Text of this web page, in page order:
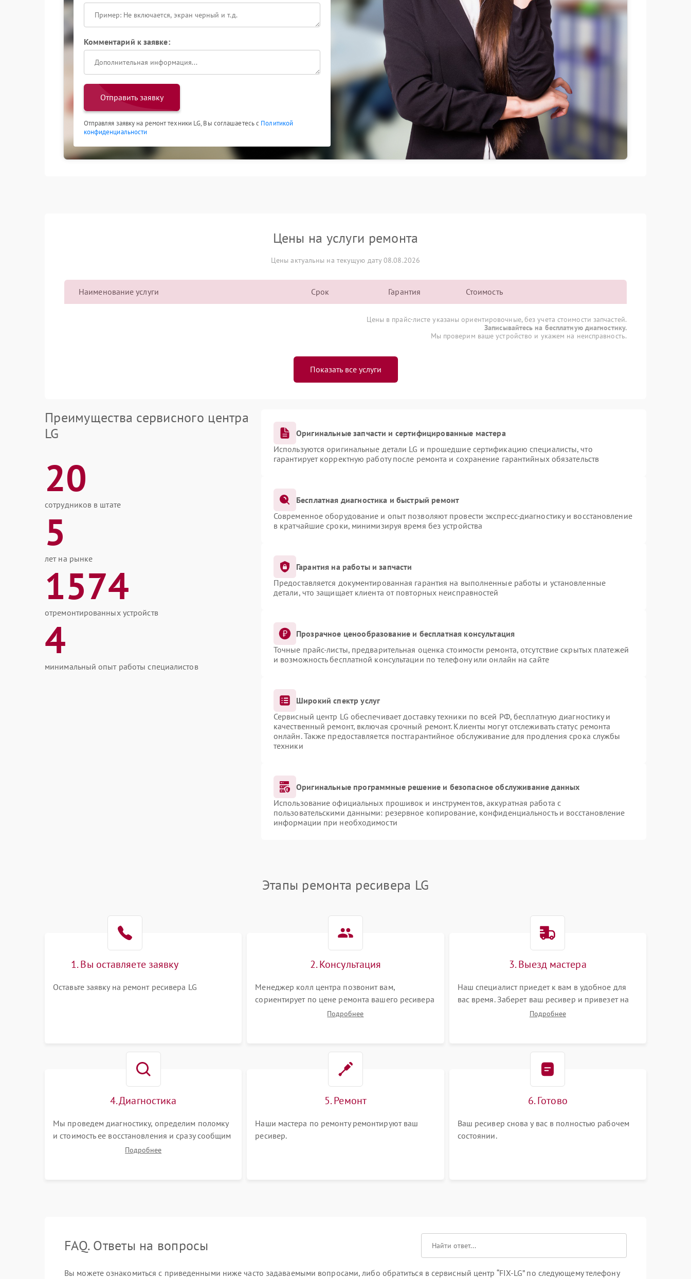
Комментарий к заявке:
Отправить заявку
Отправляя заявку на ремонт техники LG, Вы соглашаетесь с Политикой
конфиденциальности
Цены на услуги ремонта
Цены актуальны на текущую дату 08.08.2026
Наименование услуги Срок Гарантия Стоимость
Цены в прайс-листе указаны ориентировочные, без учета стоимости запчастей.
Записывайтесь на бесплатную диагностику.
Мы проверим ваше устройство и укажем на неисправность.
Показать все услуги
Преимущества сервисного центра
LG
20
сотрудников в штате
5
лет на рынке
1574
отремонтированных устройств
4
минимальный опыт работы специалистов
Оригинальные запчасти и сертифицированные мастера
Используются оригинальные детали LG и прошедшие сертификацию специалисты, что
гарантирует корректную работу после ремонта и сохранение гарантийных обязательств
Бесплатная диагностика и быстрый ремонт
Современное оборудование и опыт позволяют провести экспресс-диагностику и восстановление
в кратчайшие сроки, минимизируя время без устройства
Гарантия на работы и запчасти
Предоставляется документированная гарантия на выполненные работы и установленные
детали, что защищает клиента от повторных неисправностей
Прозрачное ценообразование и бесплатная консультация
Точные прайс-листы, предварительная оценка стоимости ремонта, отсутствие скрытых платежей
и возможность бесплатной консультации по телефону или онлайн на сайте
Широкий спектр услуг
Сервисный центр LG обеспечивает доставку техники по всей РФ, бесплатную диагностику и
качественный ремонт, включая срочный ремонт. Клиенты могут отслеживать статус ремонта
онлайн. Также предоставляется постгарантийное обслуживание для продления срока службы
техники
Оригинальные программные решение и безопасное обслуживание данных
Использование официальных прошивок и инструментов, аккуратная работа с
пользовательскими данными: резервное копирование, конфиденциальность и восстановление
информации при необходимости
Этапы ремонта ресивера LG
1. Вы оставляете заявку
Оставьте заявку на ремонт ресивера LG
2. Консультация
Менеджер колл центра позвонит вам,
сориентирует по цене ремонта вашего ресивера
а также ответит на все ваши вопросы.
Подробнее
3. Выезд мастера
Наш специалист приедет к вам в удобное для
вас время. Заберет ваш ресивер и привезет на
склад для диагностики.Подробнее
4. Диагностика
Мы проведем диагностику, определим поломку
и стоимость ее восстановления и сразу сообщим
вам о сроках ее устранения
Подробнее
5. Ремонт
Наши мастера по ремонту ремонтируют ваш
ресивер.
6. Готово
Ваш ресивер снова у вас в полностью рабочем
состоянии.
FAQ. Ответы на вопросы
Вы можете ознакомиться с приведенными ниже часто задаваемыми вопросами, либо обратиться в сервисный центр “FIX-LG” по следующему телефону